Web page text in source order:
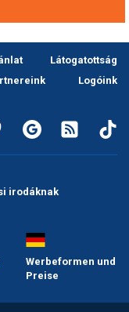
Látogatottság
Logóink
irodáknak
Werbeformen und
Preise